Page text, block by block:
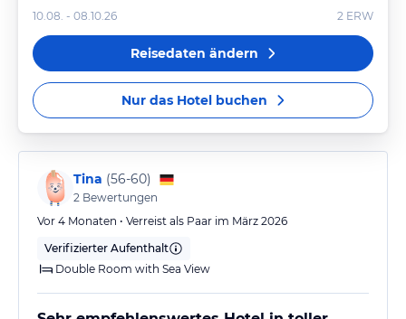
10.08. - 08.10.26
2 ERW
Reisedaten ändern
Nur das Hotel buchen
Tina (56-60)
2 Bewertungen
Vor 4 Monaten • Verreist als Paar im März 2026
Verifizierter Aufenthalt
Double Room with Sea View